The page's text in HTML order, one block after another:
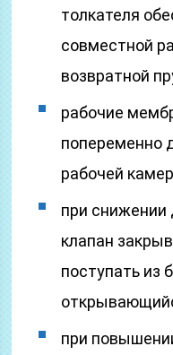
толкателя
совместной
возвратной
рабочие
попеременно
рабочей
при снижении
клапан
поступать из
при